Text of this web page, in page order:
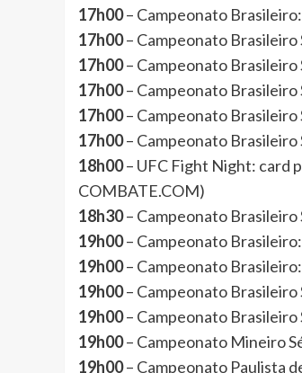
17h00– Campeonato
17h00– Campeonato
17h00– Campeonato
17h00– Campeonato
17h00– Campeonato Brasileiro
17h00– Campeonato Brasileiro
18h00– UFC Fight Night: card
COMBATE.COM)
18h30– Campeonato Brasileiro
19h00– Campeonato
19h00– Campeonato
19h00– Campeonato Brasileiro
19h00– Campeonato
19h00– Campeonato Mineiro
19h00– Campeonato Paulista